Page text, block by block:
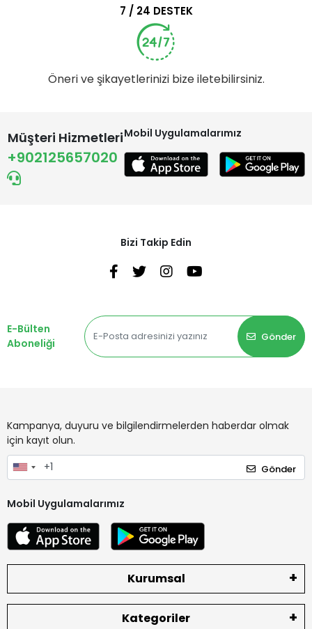
7 / 24 DESTEK
Öneri ve şikayetlerinizi bize iletebilirsiniz.
Müşteri Hizmetleri
+902125657020
Mobil Uygulamalarımız
Bizi Takip Edin
E-Bülten
Aboneliği
Gönder
Kampanya, duyuru ve bilgilendirmelerden haberdar olmak
için kayıt olun.
Gönder
Mobil Uygulamalarımız
Kurumsal
Kategoriler